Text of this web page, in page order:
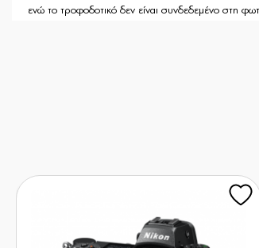
ενώ το τροφοδοτικό δεν είναι συνδεδεμένο στη